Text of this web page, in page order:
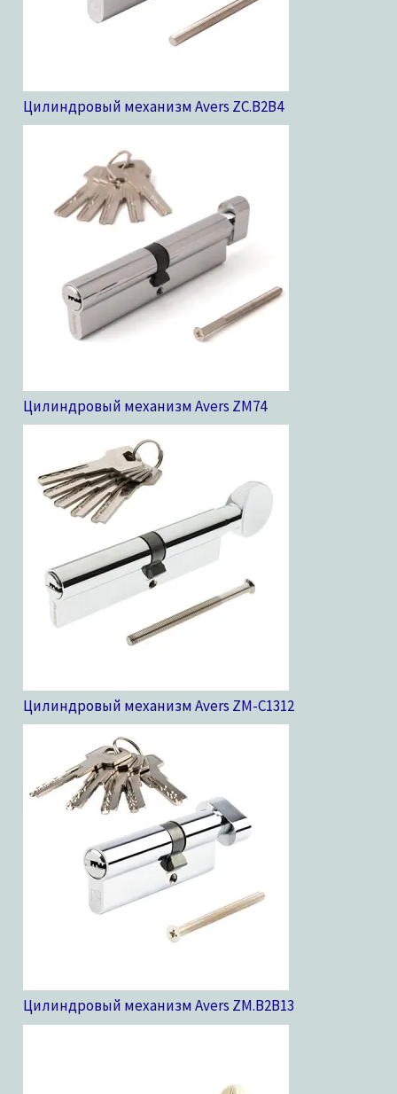
Цилиндровый механизм Avers ZC.B2B4
Цилиндровый механизм Avers ZM74
Цилиндровый механизм Avers ZM-C1312
Цилиндровый механизм Avers ZM.B2B13